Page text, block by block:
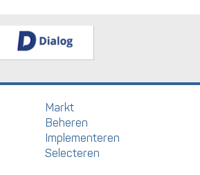
Markt
Beheren
Implementeren
Selecteren